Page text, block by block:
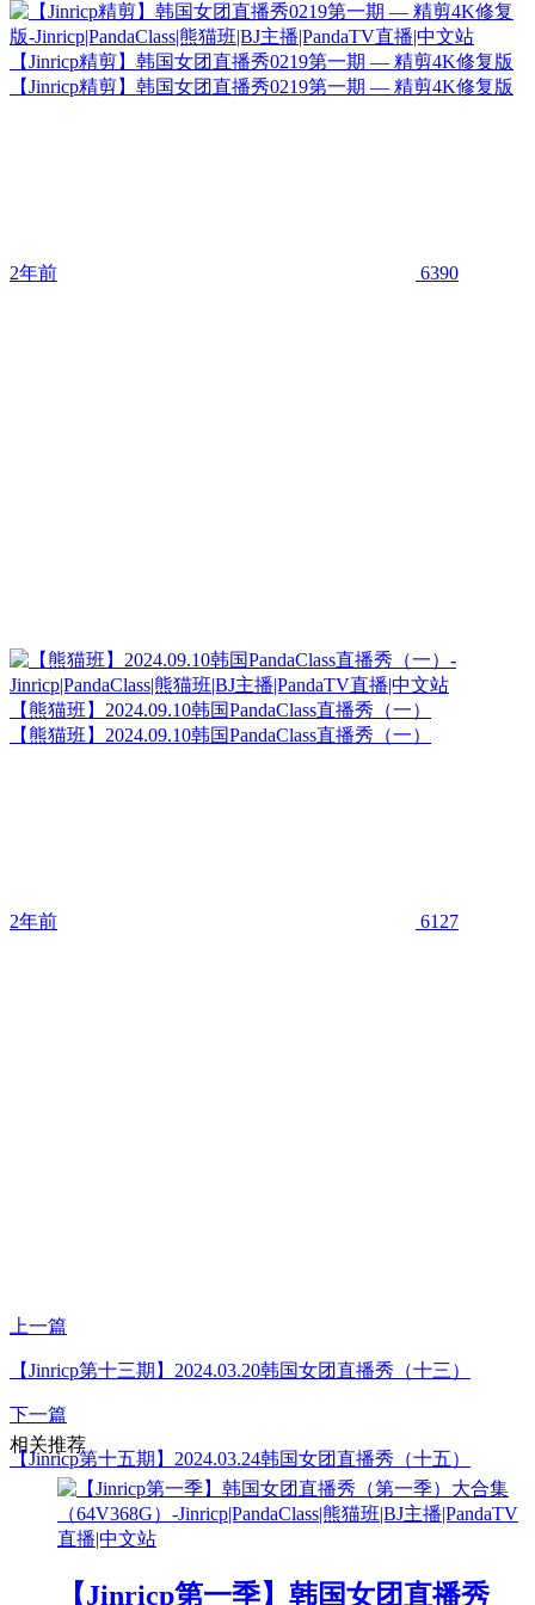
【Jinricp精剪】韩国女团直播秀0219第一期 — 精剪4K修复版
【Jinricp精剪】韩国女团直播秀0219第一期 — 精剪4K修复版
2年前 6390
【熊猫班】2024.09.10韩国PandaClass直播秀（一）
【熊猫班】2024.09.10韩国PandaClass直播秀（一）
2年前 6127
上一篇
【Jinricp第十三期】2024.03.20韩国女团直播秀（十三）
下一篇
【Jinricp第十五期】2024.03.24韩国女团直播秀（十五）
相关推荐
【Jinricp第一季】韩国女团直播秀